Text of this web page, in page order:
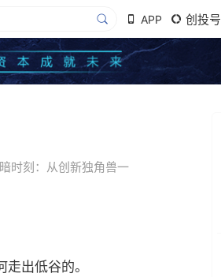
APP 创投号
时刻：从创新独角兽一
出低谷的。